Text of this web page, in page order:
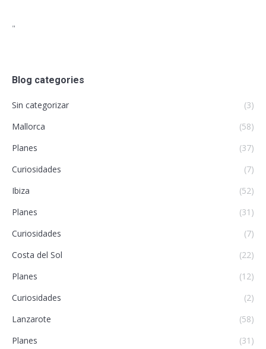
"
Blog categories
Sin categorizar
(3)
Mallorca
(58)
Planes
(37)
Curiosidades
(7)
Ibiza
(52)
Planes
(31)
Curiosidades
(7)
Costa del Sol
(22)
Planes
(12)
Curiosidades
(2)
Lanzarote
(58)
Planes
(31)